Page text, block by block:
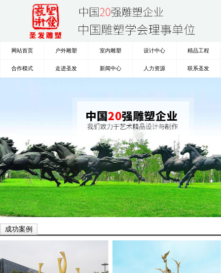
网站首页 户外雕塑 室内雕塑 设计中心 精品工程
合作模式 走进圣发 新闻中心 人力资源 联系圣发
成功案例